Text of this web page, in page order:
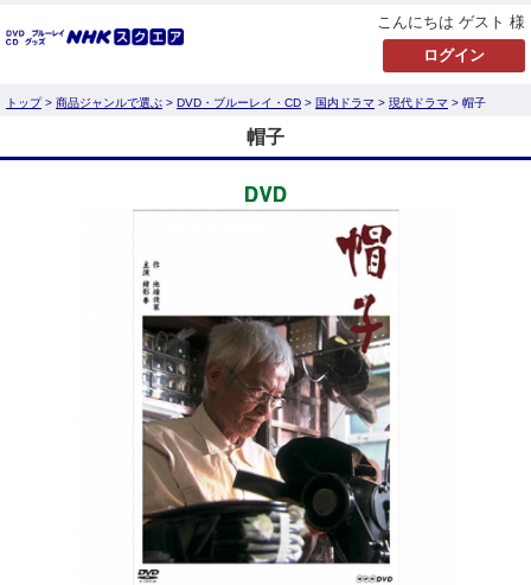
こんにちは ゲスト 様
トップ> 商品ジャンルで選ぶ > DVD・ブルーレイ・CD > 国内ドラマ > 現代ドラマ > 帽子
帽子